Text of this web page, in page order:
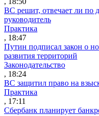
ВС решит, отвечает ли по
руководитель
Практика
, 18:47
Путин подписал закон о
развития территорий
Законодательство
, 18:24
ВС защитил право на
Практика
, 17:11
Сбербанк планирует